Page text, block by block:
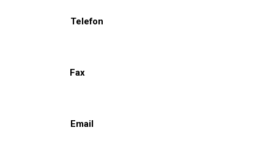
Telefon
Fax
Email